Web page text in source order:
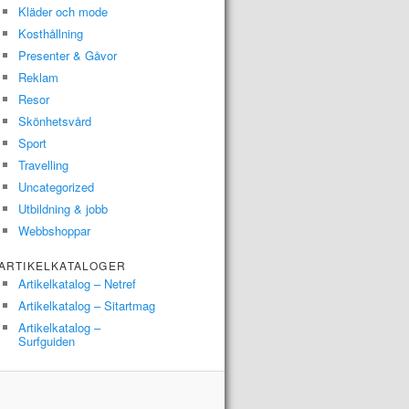
Kläder och mode
Kosthållning
Presenter & Gåvor
Reklam
Resor
Skönhetsvård
Sport
Travelling
Uncategorized
Utbildning & jobb
Webbshoppar
Artikelkatalog – Netref
Artikelkatalog – Sitartmag
Artikelkatalog –
Surfguiden